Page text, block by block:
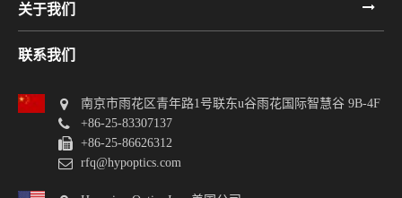
关于我们
联系我们
南京市雨花区青年路1号联东u谷雨花国际智慧谷 9B-4F
+86-25-83307137
+86-25-86626312
rfq@hypoptics.com